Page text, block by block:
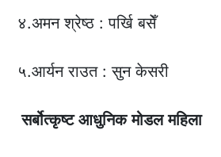
४.अमन श्रेष्ठ : पर्खि बसेँ
५.आर्यन राउत : सुन केसरी
सर्बोत्कृष्ट आधुनिक मोडल महिला